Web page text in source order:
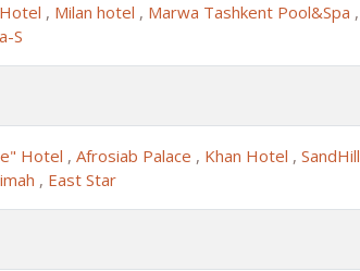
, Milan hotel , Marwa Tashkent Pool&Spa ,
S
Hotel , Afrosiab Palace , Khan Hotel , SandHill
, East Star